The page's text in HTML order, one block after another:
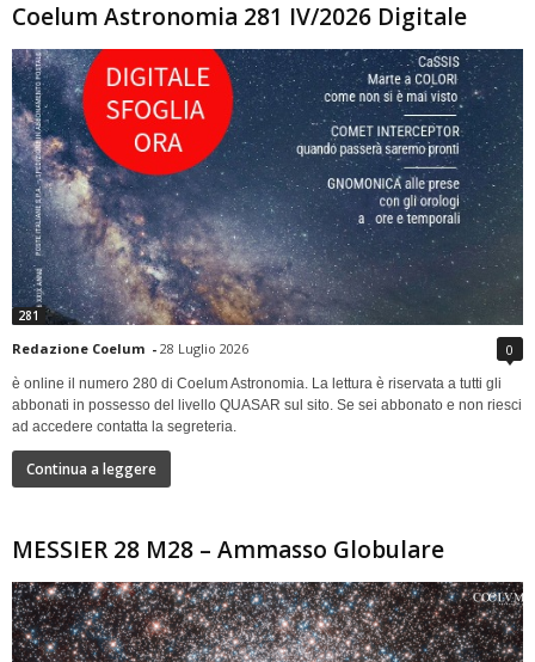
Coelum Astronomia 281 IV/2026 Digitale
281
Redazione Coelum - 28 Luglio 2026 0
è online il numero 280 di Coelum Astronomia. La lettura è riservata a tutti gli
abbonati in possesso del livello QUASAR sul sito. Se sei abbonato e non riesci
ad accedere contatta la segreteria.
Continua a leggere
MESSIER 28 M28 – Ammasso Globulare